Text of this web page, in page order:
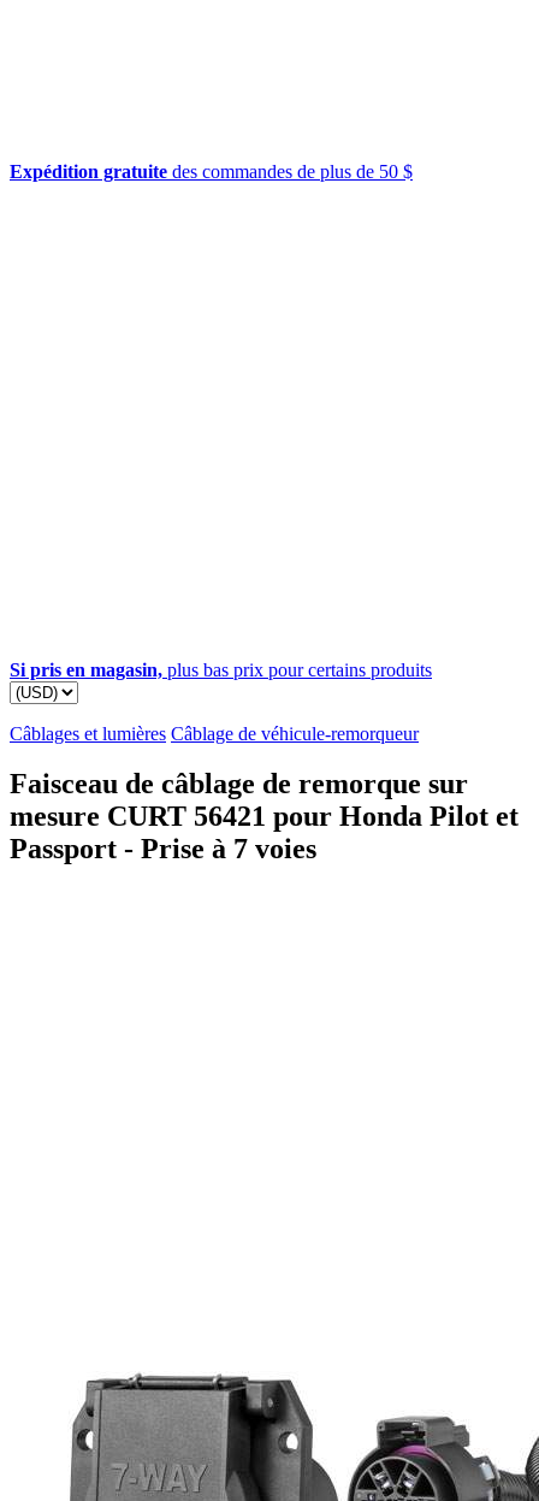
Expédition gratuite des commandes de plus de 50 $
Si pris en magasin, plus bas prix pour certains produits
Câblages et lumières Câblage de véhicule-remorqueur
Faisceau de câblage de remorque sur
mesure CURT 56421 pour Honda Pilot et
Passport - Prise à 7 voies